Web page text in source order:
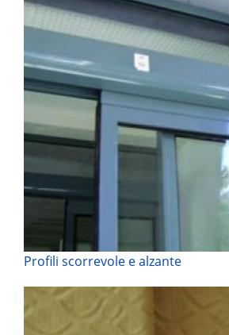
Profili scorrevole e alzante